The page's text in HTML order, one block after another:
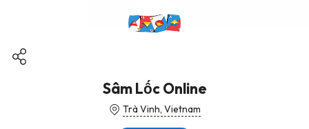
Sâm Lốc Online
Trà Vinh, Vietnam